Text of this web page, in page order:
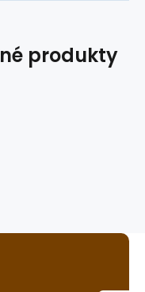
produkty